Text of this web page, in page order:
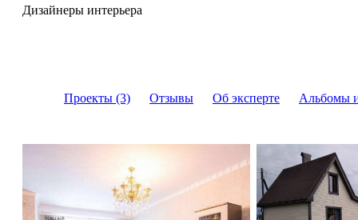
Дизайнеры интерьера
Проекты (3) Отзывы Об эксперте Альбомы